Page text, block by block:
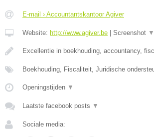
E-mail › Accountantskantoor Agiver
Website: http://www.agiver.be Screenshot ▼
Excellentie in boekhouding, accountancy,
Boekhouding, Fiscaliteit, Juridische
Openingstijden ▼
Laatste facebook posts ▼
Sociale media: